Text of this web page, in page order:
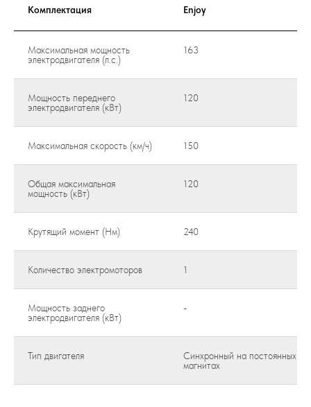
Комплектация Enjoy
Максимальная мощность
электродвигателя (л.с.)
163
Мощность переднего
электродвигателя (кВт)
120
Максимальная скорость (км/ч) 150
Общая максимальная
мощность (кВт)
120
Крутящий момент (Нм) 240
Количество электромоторов 1
Мощность заднего
электродвигателя (кВт)
-
Тип двигателя
Синхронный на постоянных
магнитах